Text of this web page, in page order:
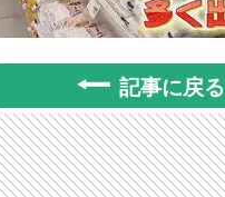
記事に戻る